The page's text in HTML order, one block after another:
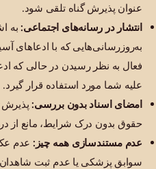
عنوان پذیرش گناه تلقی شود.
انتشار در رسانه‌های اجتماعی:به
به‌روزرسانی‌هایی که با ادعاهای
فعال به نظر رسیدن در حالی که
علیه شما مورد استفاده قرار گیرد.
امضای اسناد بدون بررسی:پذیرش
حقوق بدون درک شرایط، مانع از
عدم مستندسازی همه چیز: عدم
سوابق پزشکی یا عدم ثبت